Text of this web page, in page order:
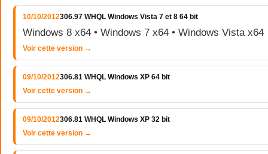
10/10/2012306.97 WHQL Windows Vista 7 et 8 64 bit
Windows 8 x64 • Windows 7 x64 • Windows Vista x64
Voir cette version →
09/10/2012306.81 WHQL Windows XP 64 bit
Voir cette version →
09/10/2012306.81 WHQL Windows XP 32 bit
Voir cette version →